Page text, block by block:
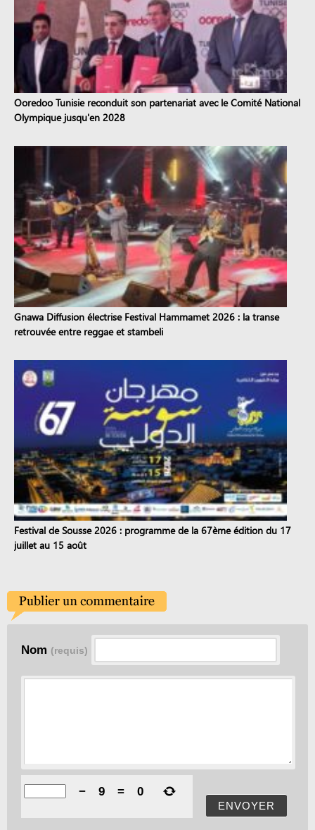
Ooredoo Tunisie reconduit son partenariat avec le Comité National
Olympique jusqu'en 2028
Gnawa Diffusion électrise Festival Hammamet 2026 : la transe
retrouvée entre reggae et stambeli
Festival de Sousse 2026 : programme de la 67ème édition du 17
juillet au 15 août
Nom (requis)
ENVOYER
− 9 = 0